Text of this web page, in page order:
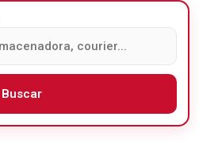
Buscar